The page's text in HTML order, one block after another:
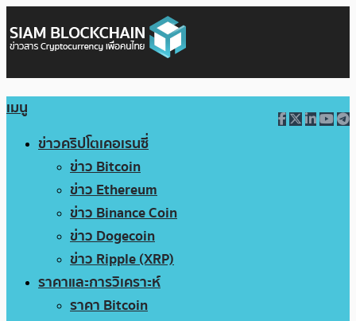
เมนู
ข่าวคริปโตเคอเรนซี่
ข่าว Bitcoin
ข่าว Ethereum
ข่าว Binance Coin
ข่าว Dogecoin
ข่าว Ripple (XRP)
ราคาและการวิเคราะห์
ราคา Bitcoin